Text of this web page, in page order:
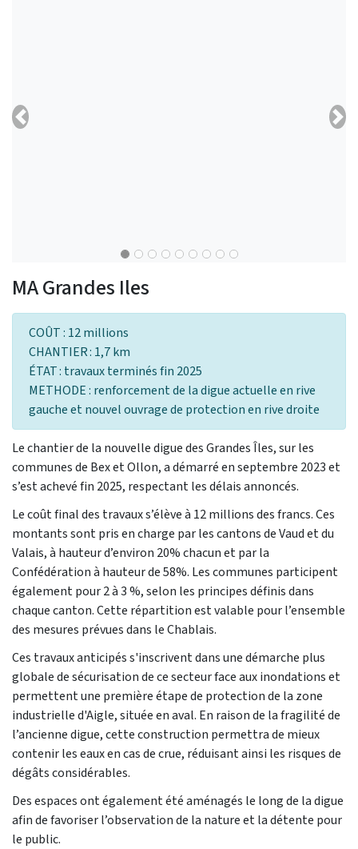
Previous
MA Grandes Iles
COÛT : 12 millions
CHANTIER : 1,7 km
ÉTAT : travaux terminés fin 2025
METHODE : renforcement de la digue actuelle en rive
gauche et nouvel ouvrage de protection en rive droite
Le chantier de la nouvelle digue des Grandes Îles, sur les
communes de Bex et Ollon, a démarré en septembre 2023 et
s’est achevé fin 2025, respectant les délais annoncés.
Le coût final des travaux s’élève à 12 millions des francs. Ces
montants sont pris en charge par les cantons de Vaud et du
Valais, à hauteur d’environ 20% chacun et par la
Confédération à hauteur de 58%. Les communes participent
également pour 2 à 3 %, selon les principes définis dans
chaque canton. Cette répartition est valable pour l’ensemble
des mesures prévues dans le Chablais.
Ces travaux anticipés s'inscrivent dans une démarche plus
globale de sécurisation de ce secteur face aux inondations et
permettent une première étape de protection de la zone
industrielle d'Aigle, située en aval. En raison de la fragilité de
l’ancienne digue, cette construction permettra de mieux
contenir les eaux en cas de crue, réduisant ainsi les risques de
dégâts considérables.
Des espaces ont également été aménagés le long de la digue
afin de favoriser l’observation de la nature et la détente pour
le public.